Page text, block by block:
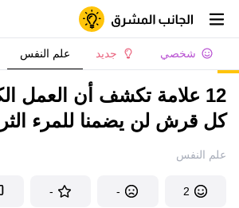
شخصي جديد علم النفس
12 علامة تكشف أن العمل
كل قرش لن يضمنا للمرء
علم النفس
2
-
-